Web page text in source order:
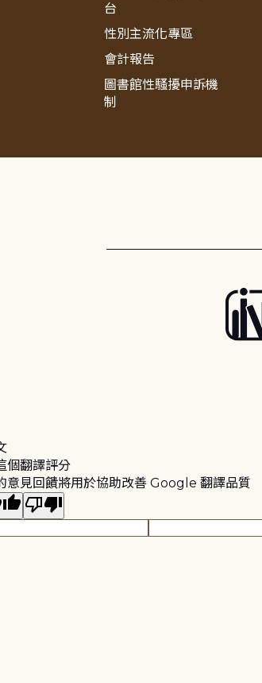
台
性別主流化專區
會計報告
圖書館性騷擾申訴機
制
個翻譯評分
意見回饋將用於協助改善 Google 翻譯品質